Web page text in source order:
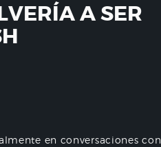
A SER
en conversaciones con